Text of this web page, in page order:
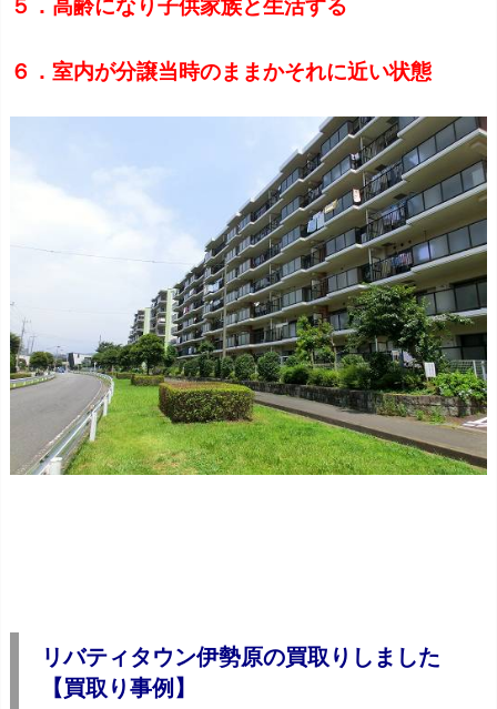
６．室内が分譲当時のままかそれに近い状態
リバティタウン伊勢原の買取りしました
【買取り事例】